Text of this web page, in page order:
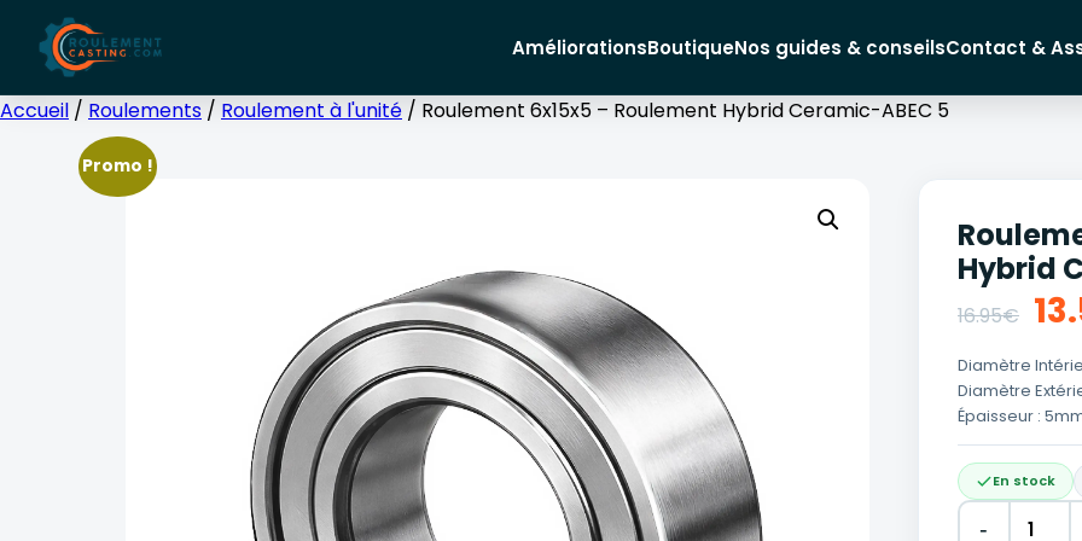
AméliorationsBoutiqueNos guides & conseilsContact &
Accueil / Roulements / Roulement à l'unité / Roulement 6x15x5 – Roulement Hybrid Ceramic-ABEC 5
Promo !
Hybrid
16.95€ Le
Diamètre
Diamètre
Épaisseur :
En stock
-